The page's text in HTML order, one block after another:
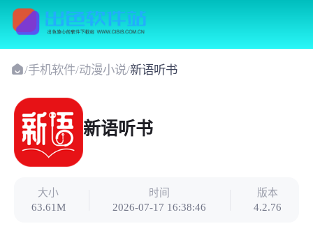
/手机软件/动漫小说/新语听书
新语听书
大小
63.61M
时间
2026-07-17 16:38:46
版本
4.2.76